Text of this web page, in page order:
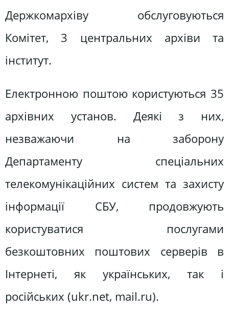
Держкомархіву обслуговуються
Комітет, 3 центральних архіви та
інститут.
Електронною поштою користуються 35
архівних установ. Деякі з них,
незважаючи на заборону
Департаменту спеціальних
телекомунікаційних систем та захисту
інформації СБУ, продовжують
користуватися послугами
безкоштовних поштових серверів в
Інтернеті, як українських, так і
російських (ukr.net, mail.ru).